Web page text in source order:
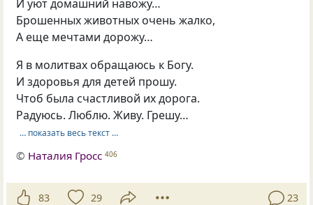
И уют домашний навожу…
Брошенных животных очень жалко,
А еще мечтами дорожу…
Я в молитвах обращаюсь к Богу.
И здоровья для детей прошу.
Чтоб была счастливой их дорога.
Радуюсь. Люблю. Живу. Грешу…
… показать весь текст …
© Наталия Гросс 406
83 29 23